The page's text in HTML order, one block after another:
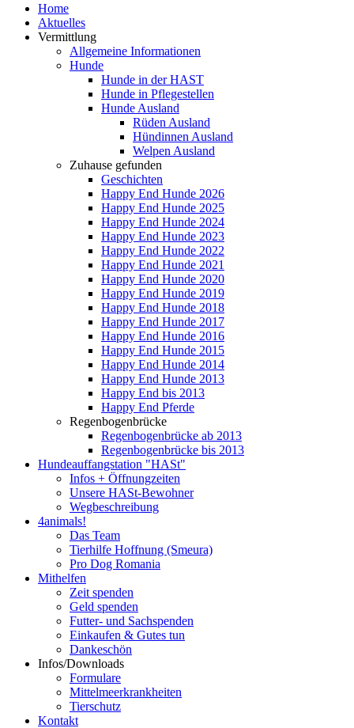
Home
Aktuelles
Vermittlung
Allgemeine Informationen
Hunde
Hunde in der HAST
Hunde in Pflegestellen
Hunde Ausland
Rüden Ausland
Hündinnen Ausland
Welpen Ausland
Zuhause gefunden
Geschichten
Happy End Hunde 2026
Happy End Hunde 2025
Happy End Hunde 2024
Happy End Hunde 2023
Happy End Hunde 2022
Happy End Hunde 2021
Happy End Hunde 2020
Happy End Hunde 2019
Happy End Hunde 2018
Happy End Hunde 2017
Happy End Hunde 2016
Happy End Hunde 2015
Happy End Hunde 2014
Happy End Hunde 2013
Happy End bis 2013
Happy End Pferde
Regenbogenbrücke
Regenbogenbrücke ab 2013
Regenbogenbrücke bis 2013
Hundeauffangstation "HASt"
Infos + Öffnungzeiten
Unsere HASt-Bewohner
Wegbeschreibung
4animals!
Das Team
Tierhilfe Hoffnung (Smeura)
Pro Dog Romania
Mithelfen
Zeit spenden
Geld spenden
Futter- und Sachspenden
Einkaufen & Gutes tun
Dankeschön
Infos/Downloads
Formulare
Mittelmeerkrankheiten
Tierschutz
Kontakt